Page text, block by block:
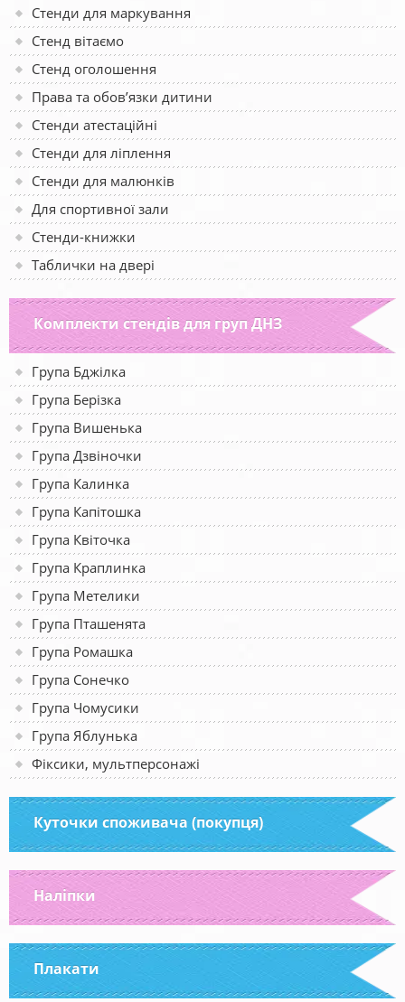
Стенди для маркування
Стенд вітаємо
Стенд оголошення
Права та обов’язки дитини
Стенди атестаційні
Стенди для ліплення
Стенди для малюнків
Для спортивної зали
Стенди-книжки
Таблички на двері
Комплекти стендів для груп ДНЗ
Група Бджілка
Група Берізка
Група Вишенька
Група Дзвіночки
Група Калинка
Група Капітошка
Група Квіточка
Група Краплинка
Група Метелики
Група Пташенята
Група Ромашка
Група Сонечко
Група Чомусики
Група Яблунька
Фіксики, мультперсонажі
Куточки споживача (покупця)
Наліпки
Плакати